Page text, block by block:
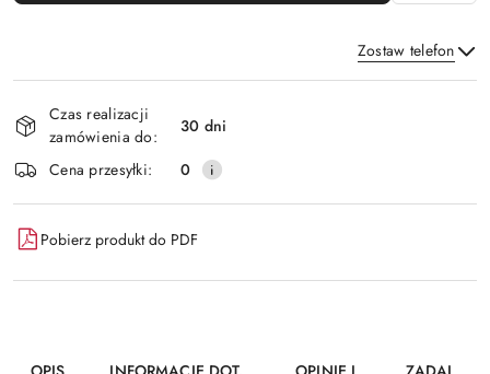
Zostaw telefon
i
dostawa
Czas realizacji
zamówienia do:
30 dni
Cena przesyłki:
0
Pobierz produkt do PDF